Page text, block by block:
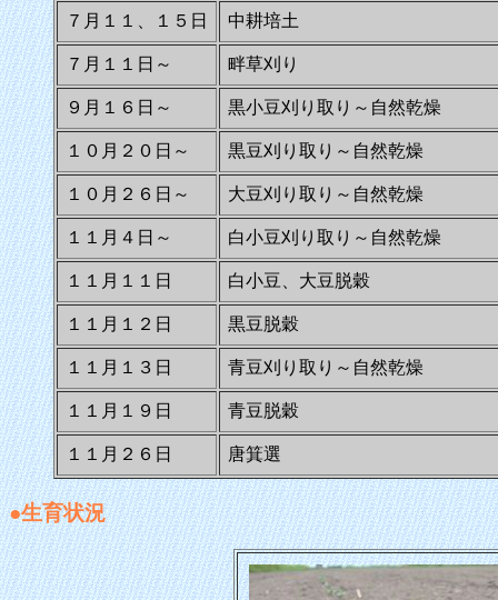
７月１１、１５日 中耕培土
７月１１日～ 畔草刈り
９月１６日～ 黒小豆刈り取り～自然乾燥
１０月２０日～ 黒豆刈り取り～自然乾燥
１０月２６日～ 大豆刈り取り～自然乾燥
１１月４日～ 白小豆刈り取り～自然乾燥
１１月１１日 白小豆、大豆脱穀
１１月１２日 黒豆脱穀
１１月１３日 青豆刈り取り～自然乾燥
１１月１９日 青豆脱穀
１１月２６日 唐箕選
●生育状況